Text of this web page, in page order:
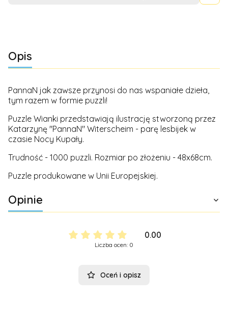
Opis
PannaN jak zawsze przynosi do nas wspaniałe dzieła,
tym razem w formie puzzli!
Puzzle Wianki przedstawiają ilustrację stworzoną przez
Katarzynę "PannaN" Witerscheim - parę lesbijek w
czasie Nocy Kupały.
Trudność - 1000 puzzli. Rozmiar po złożeniu - 48x68cm.
Puzzle produkowane w Unii Europejskiej.
Opinie
0.00
Liczba ocen: 0
Oceń i opisz